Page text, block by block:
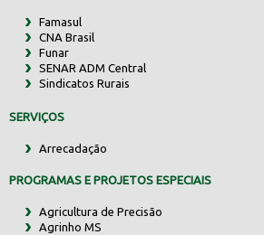
Famasul
CNA Brasil
Funar
SENAR ADM Central
Sindicatos Rurais
SERVIÇOS
Arrecadação
PROGRAMAS E PROJETOS ESPECIAIS
Agricultura de Precisão
Agrinho MS